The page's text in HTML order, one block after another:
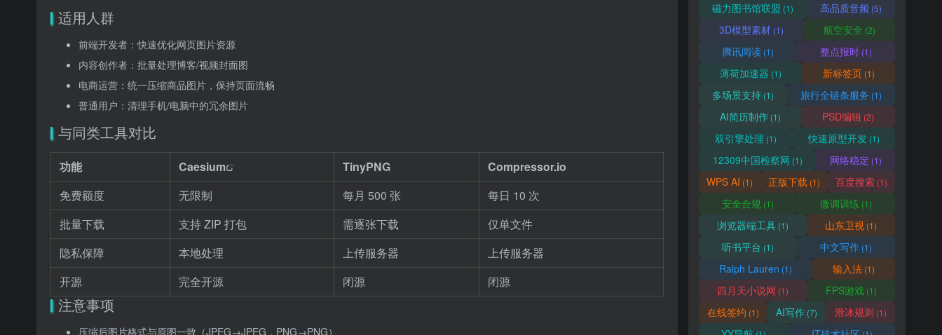
适用人群
前端开发者：快速优化网页图片资源
内容创作者：批量处理博客/视频封面图
电商运营：统一压缩商品图片，保持页面流畅
普通用户：清理手机/电脑中的冗余图片
与同类工具对比
功能 Caesium TinyPNG
Compressor.io
免费额度
无限制 每月 500 张
每日 10 次
批量下载
支持 ZIP 打包 需逐张下载
仅单文件
隐私保障
本地处理 上传服务器
上传服务器
开源
完全开源 闭源 闭源
注意事项
压缩后图片格式与原图一致（JPEG→JPEG，PNG→PNG）
磁力图书馆联盟 (1) 高品质音频 (5)
3D模型素材(1) 航空安全 (2)
腾讯阅读 (1) 整点报时 (1)
薄荷加速器 (1) 新标签页(1)
多场景支持 (1) 旅行全链条服务 (1)
AI简历制作(1) PSD编辑 (2)
双引擎处理 (1) 快速原型开发(1)
12309中国检察网 (1) 网络稳定 (1)
WPS AI (1) 正版下载 (1) 百度搜索 (1)
安全合规 (1) 微调训练 (1)
浏览器端工具 (1) 山东卫视 (1)
听书平台 (1) 中文写作 (1)
Ralph Lauren (1) 输入法 (1)
四月天小说网 (1) FPS游戏(1)
在线签约 (1) AI写作 (7) 滑冰规则 (1)